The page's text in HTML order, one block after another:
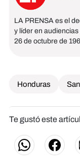
LA PRENSA es el
y líder en
26 de octubre de
Honduras
Te gustó este